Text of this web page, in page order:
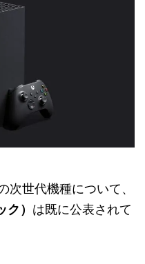
世代機種について、
） は既に公表されて